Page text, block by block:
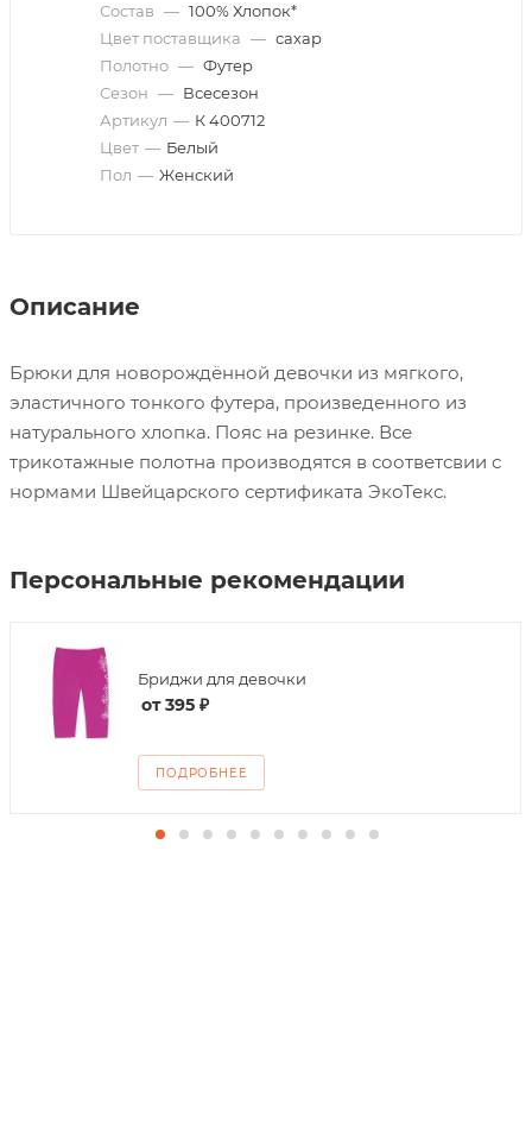
Состав — 100% Хлопок*
Цвет поставщика — сахар
Полотно — Футер
Сезон — Всесезон
Артикул — К 400712
Цвет — Белый
Пол — Женский
Описание
Брюки для новорождённой девочки из мягкого,
эластичного тонкого футера, произведенного из
натурального хлопка. Пояс на резинке. Все
трикотажные полотна производятся в соответсвии с
нормами Швейцарского сертификата ЭкоТекс.
Персональные рекомендации
Бриджи для девочки
от395 ₽
ПОДРОБНЕЕ